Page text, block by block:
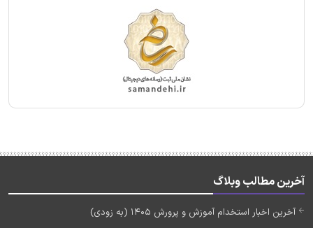
آخرین مطالب وبلاگ
آخرین اخبار استخدام آموزش و پرورش 1405 (به زودی)